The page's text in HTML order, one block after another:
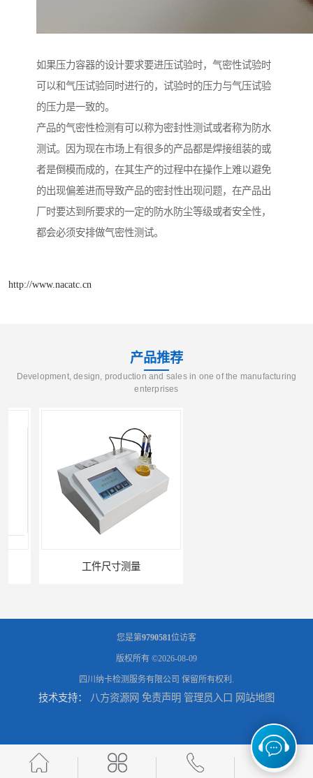
如果压力容器的设计要求要进压试验时，气密性试验时
可以和气压试验同时进行的，试验时的压力与气压试验
的压力是一致的。
产品的气密性检测有可以称为密封性测试或者称为防水
测试。因为现在市场上有很多的产品都是焊接组装的或
者是倒模而成的，在其生产的过程中在操作上难以避免
的出现偏差进而导致产品的密封性出现问题，在产品出
厂时要达到所要求的一定的防水防尘等级或者安全性，
都会必须安排做气密性测试。
http://www.nacatc.cn
产品推荐
Development, design, production and sales in one of the manufacturing
enterprises
工件尺寸测量
产品失效分析 可靠性环境试验
您是第9790581位访客
版权所有 ©2026-08-09
四川纳卡检测服务有限公司 保留所有权利.
技术支持： 八方资源网 免责声明 管理员入口 网站地图